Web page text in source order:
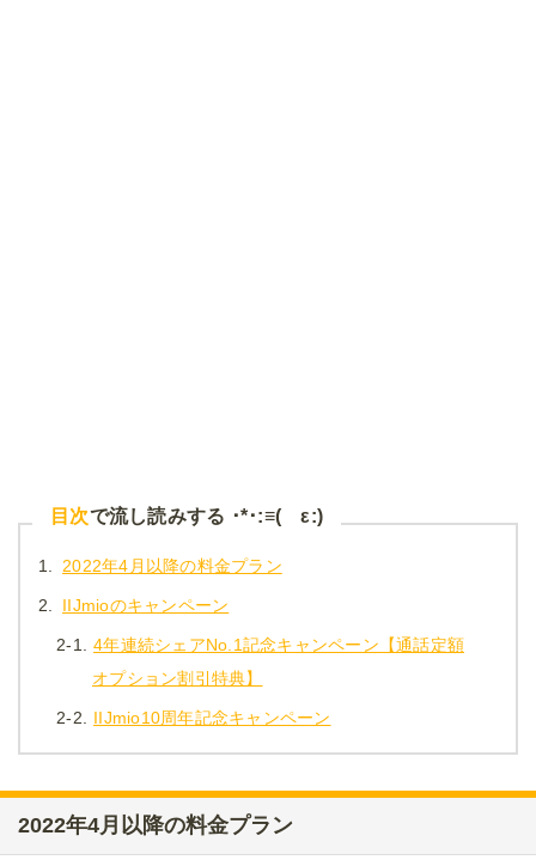
目次で流し読みする ･*･:≡( ε:)
1. 2022年4月以降の料金プラン
2. IIJmioのキャンペーン
2-1.
4年連続シェアNo.1記念キャンペーン【通話定額
オプション割引特典】
2-2. IIJmio10周年記念キャンペーン
2022年4月以降の料金プラン